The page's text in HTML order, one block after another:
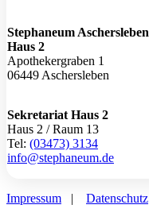
Stephaneum Aschersleben
Haus 2
Apothekergraben 1
06449 Aschersleben
Sekretariat Haus 2
Haus 2 / Raum 13
Tel: (03473) 3134
info@stephaneum.de
Impressum | Datenschutz